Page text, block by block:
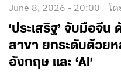
June 8, 2026 - 20:00 โ
‘ประเสริฐ’ จับมือจีน
สาขา ยกระดับด้วยห
อังกฤษ และ ‘AI’